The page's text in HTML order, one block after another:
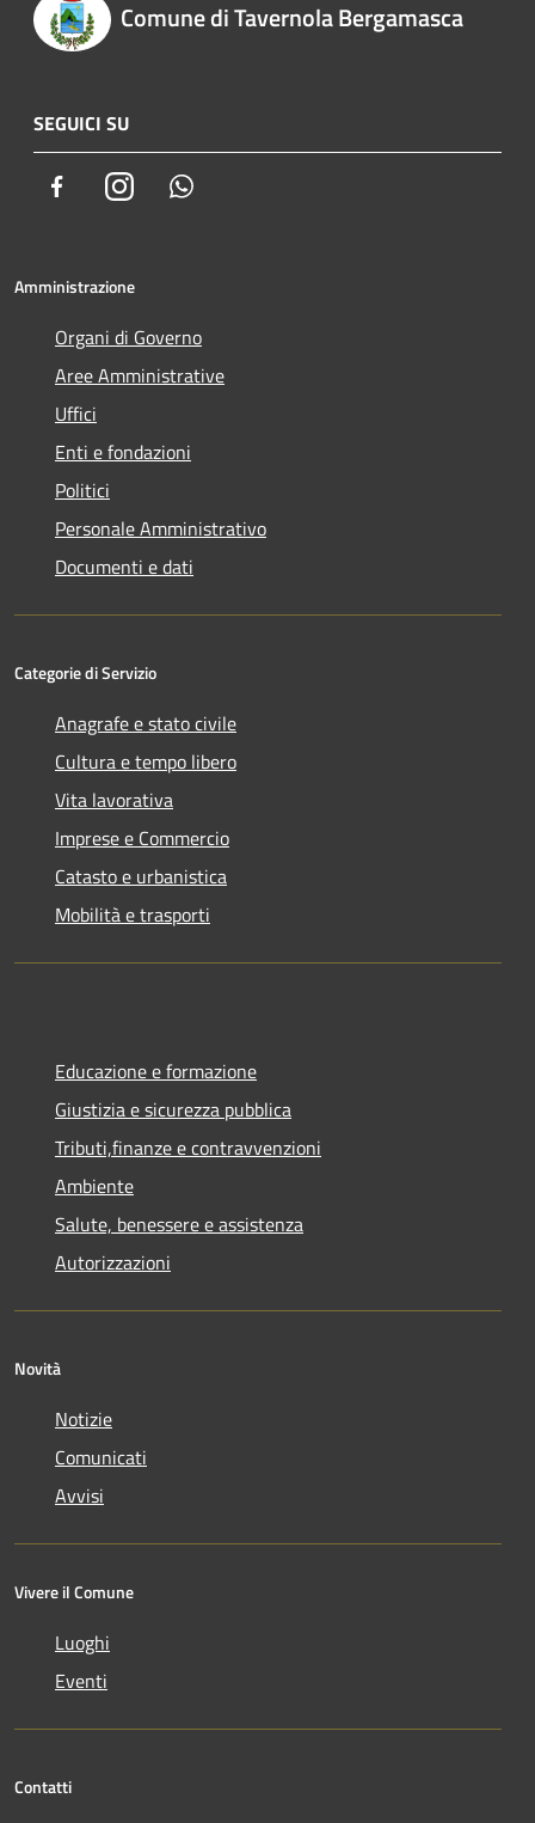
Comune di Tavernola Bergamasca
SEGUICI SU
FacebookInstagram
Amministrazione
Organi di Governo
Aree Amministrative
Uffici
Enti e fondazioni
Politici
Personale Amministrativo
Documenti e dati
Categorie di Servizio
Anagrafe e stato civile
Cultura e tempo libero
Vita lavorativa
Imprese e Commercio
Catasto e urbanistica
Mobilità e trasporti
Educazione e formazione
Giustizia e sicurezza pubblica
Tributi,finanze e contravvenzioni
Ambiente
Salute, benessere e assistenza
Autorizzazioni
Novità
Notizie
Comunicati
Avvisi
Vivere il Comune
Luoghi
Eventi
Contatti